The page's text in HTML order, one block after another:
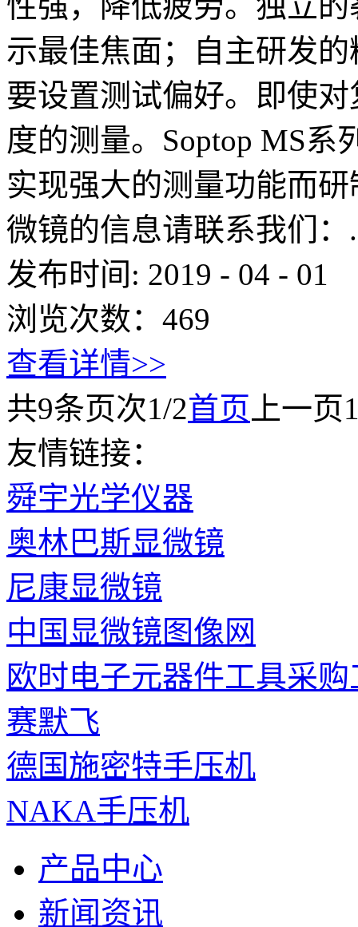
示最佳焦面；自主研发
要设置测试偏好。即使
度的测量。Soptop MS
实现强大的测量功能而
微镜的信息请联系我们：
发布时间: 2019 - 04 - 01
浏览次数： 469
查看详情>>
共9条页次1/2首页 上一页
友情链接：
舜宇光学仪器
奥林巴斯显微镜
尼康显微镜
中国显微镜图像网
欧时电子元器件工具采购
赛默飞
德国施密特手压机
NAKA手压机
产品中心
新闻资讯